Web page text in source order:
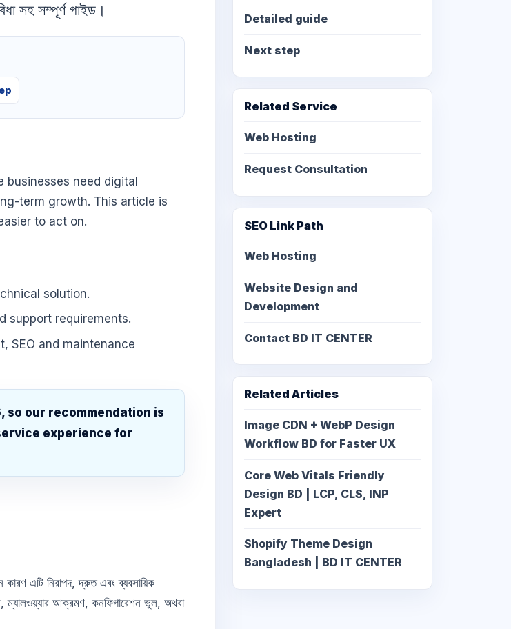
সহ সম্পূর্ণ গাইড।
businesses need digital
term growth. This article is
to act on.
solution.
support requirements.
SEO and maintenance
so our recommendation is
experience for
কারণ এটি নিরাপদ, দ্রুত এবং ব্যবসায়িক
ম্যালওয়্যার আক্রমণ, কনফিগারেশন ভুল, অথবা
Detailed guide
Next step
Related Service
Web Hosting
Request Consultation
SEO Link Path
Web Hosting
Website Design and
Development
Contact BD IT CENTER
Related Articles
Image CDN + WebP Design
Workflow BD for Faster UX
Core Web Vitals Friendly
Design BD | LCP, CLS, INP
Expert
Shopify Theme Design
Bangladesh | BD IT CENTER